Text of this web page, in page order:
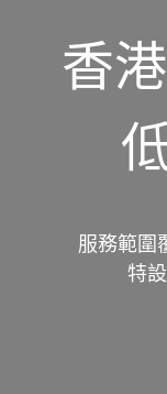
香
服務範圍
特